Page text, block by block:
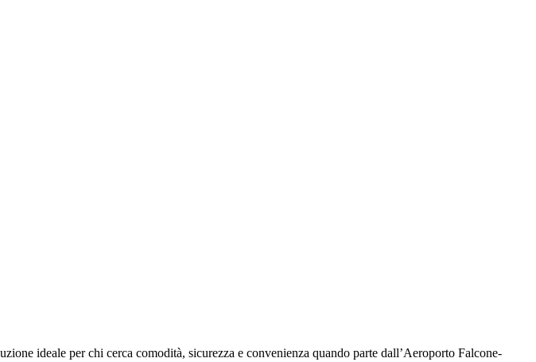
ideale per chi cerca comodità, sicurezza e convenienza quando parte dall’Aeroporto Falcone-